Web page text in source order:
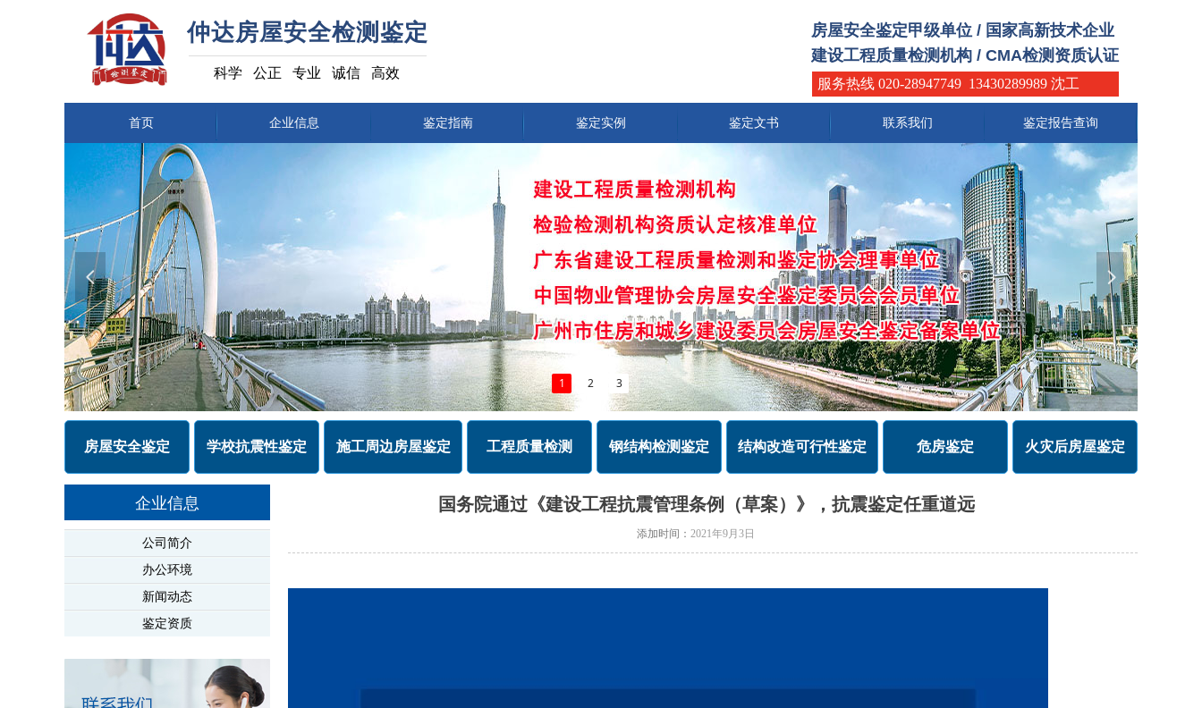
仲达房屋安全检测鉴定
科学 公正 专业 诚信 高效
房屋安全鉴定甲级单位 / 国家高新技术企业
建设工程质量检测机构 / CMA检测资质认证
首页 企业信息 鉴定指南 鉴定实例 鉴定文书 联系我们 鉴定报告查询
1 2 3
넳 넲
服务热线 020-28947749 13430289989 沈工
房屋安全鉴定 学校抗震性鉴定 施工周边房屋鉴定 工程质量检测 钢结构检测鉴定 结构改造可行性鉴定 危房鉴定 火灾后房屋鉴定
国务院通过《建设工程抗震管理条例（草案）》，抗震鉴定任重道远
2021年9月3日
添加时间：
企业信息
公司简介
办公环境
新闻动态
鉴定资质